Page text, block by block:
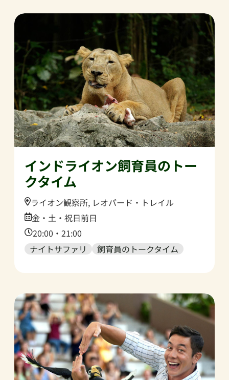
インドライオン飼育員のトー
クタイム
Location:
ライオン観察所, レオパード・トレイル
Date:
金・土・祝日前日
Time:
20:00・21:00
ナイトサファリ
飼育員のトークタイム